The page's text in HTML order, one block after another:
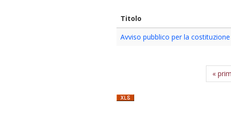
Titolo
Avviso pubblico per la
«